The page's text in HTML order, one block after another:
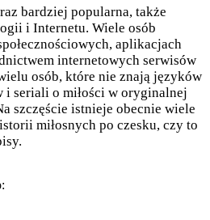
bardziej popularna, także
i Internetu. Wiele osób
aplikacjach
internetowych serwisów
osób, które nie znają języków
seriali o miłości w oryginalnej
szczęście istnieje obecnie wiele
miłosnych po czesku, czy to